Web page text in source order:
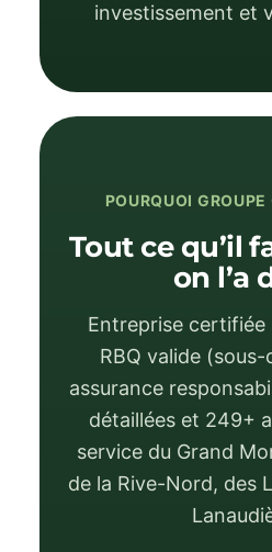
investissement et
POURQUOI
Tout ce qu’il
on l’a
Entreprise certifiée
RBQ valide
assurance
détaillées et 249+
service du Grand
de la Rive-Nord, des